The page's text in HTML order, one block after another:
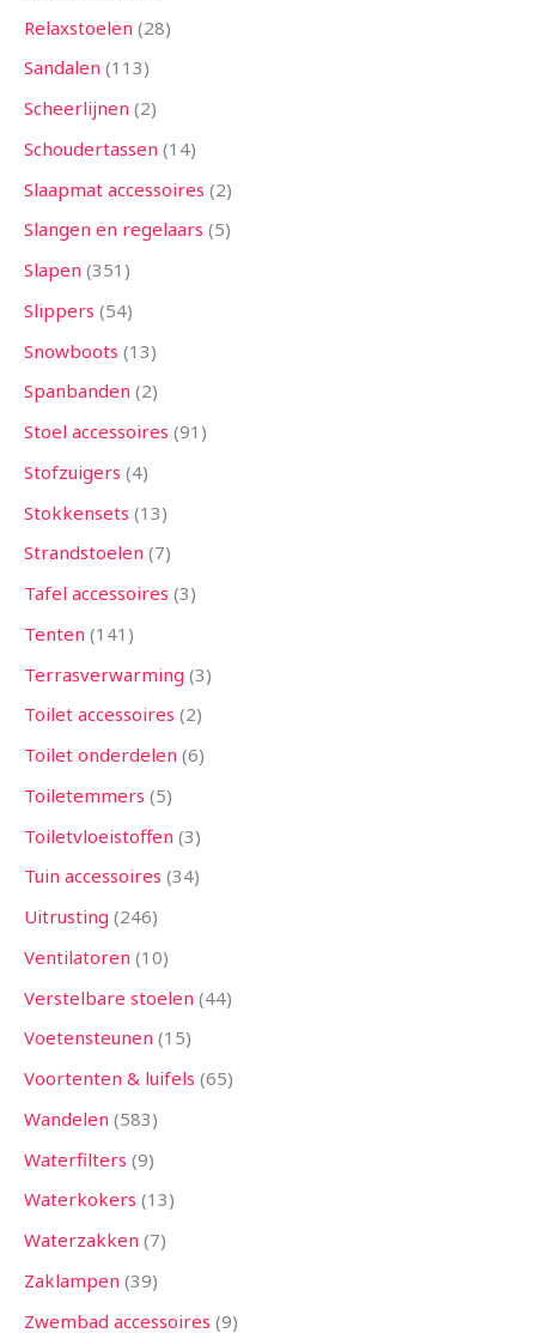
Relaxstoelen 28
Sandalen 113
Scheerlijnen 2
Schoudertassen 14
Slaapmat accessoires 2
Slangen en regelaars 5
Slapen 351
Slippers 54
Snowboots 13
Spanbanden 2
Stoel accessoires 91
Stofzuigers 4
Stokkensets 13
Strandstoelen 7
Tafel accessoires 3
Tenten 141
Terrasverwarming 3
Toilet accessoires 2
Toilet onderdelen 6
Toiletemmers 5
Toiletvloeistoffen 3
Tuin accessoires 34
Uitrusting 246
Ventilatoren 10
Verstelbare stoelen 44
Voetensteunen 15
Voortenten & luifels 65
Wandelen 583
Waterfilters 9
Waterkokers 13
Waterzakken 7
Zaklampen 39
Zwembad accessoires 9